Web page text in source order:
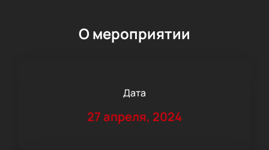
О мероприятии
Дата
27 апреля, 2024